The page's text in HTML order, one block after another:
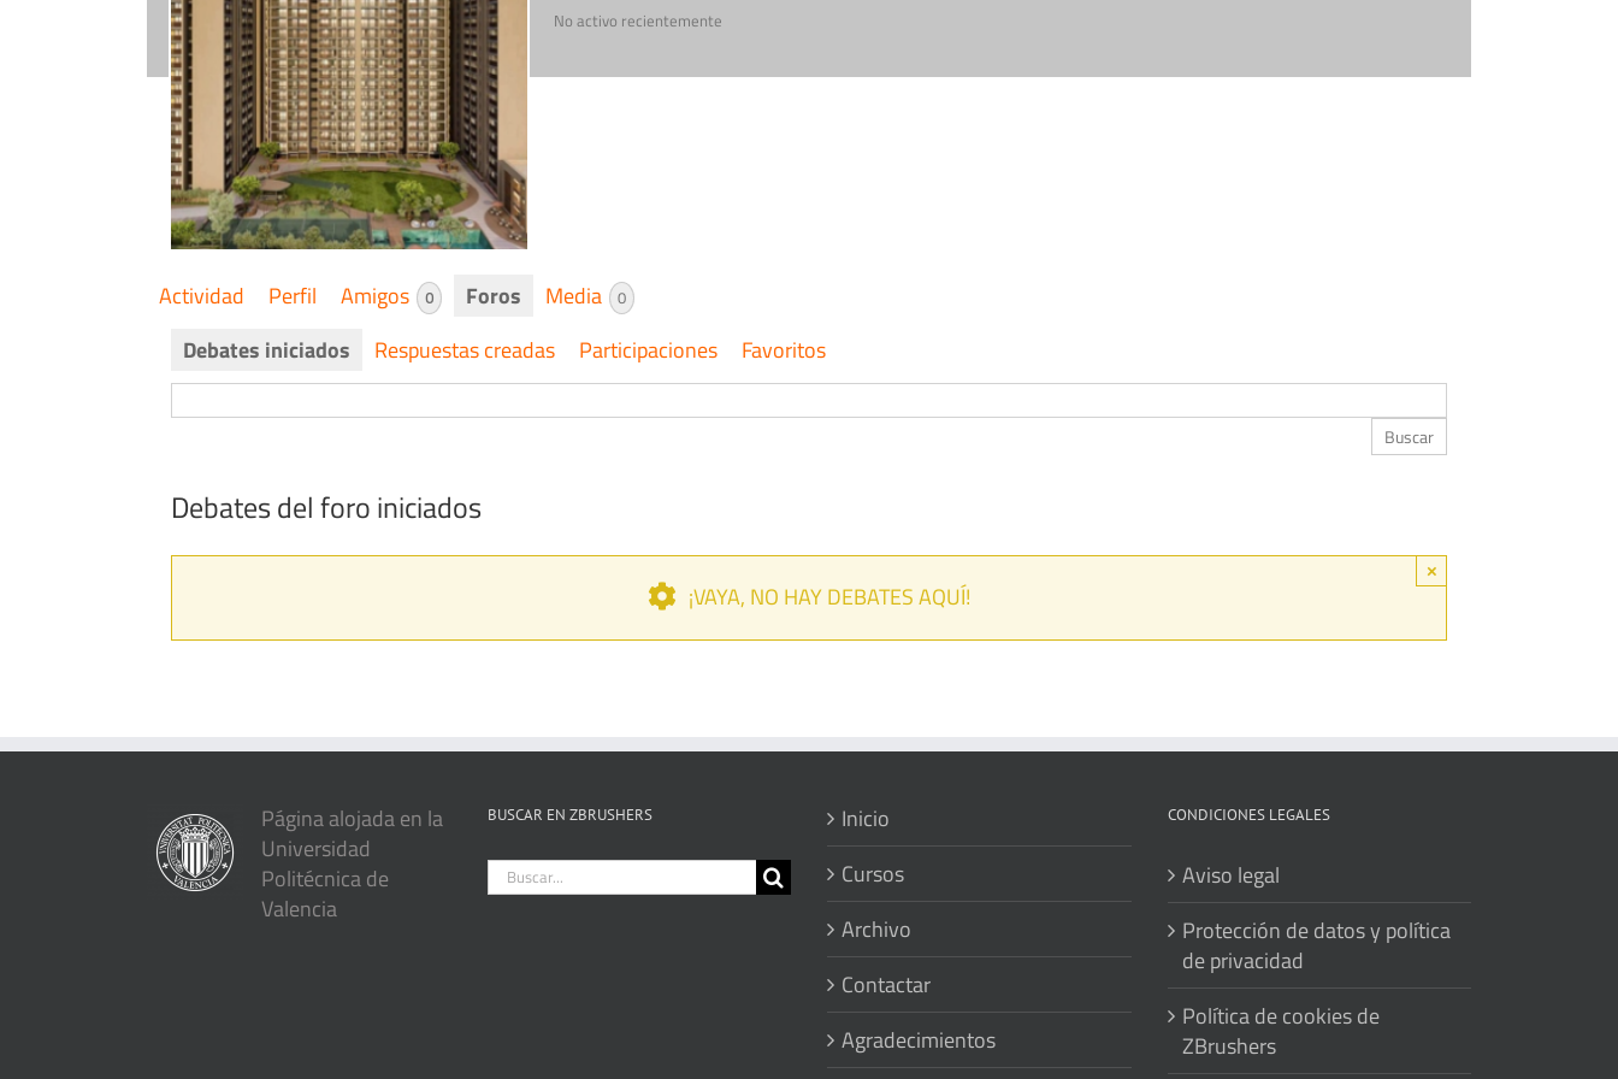
No activo recientemente
Actividad Perfil Amigos 0 Foros Media 0
Debates iniciados Respuestas creadas Participaciones Favoritos
Debates del foro iniciados
×
¡VAYA, NO HAY DEBATES AQUÍ!
Página alojada en la
Universidad
Politécnica de
Valencia
BUSCAR EN ZBRUSHERS
Buscar:
Inicio
Cursos
Archivo
Contactar
Agradecimientos
CONDICIONES LEGALES
Aviso legal
Protección de datos y política
de privacidad
Política de cookies de
ZBrushers